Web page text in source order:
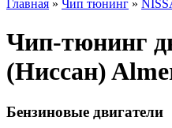
Главная » Чип тюнинг »
Чип-тюнинг
(Ниссан)
Бензиновые двигатели